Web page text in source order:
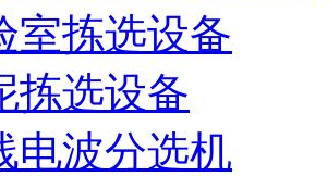
室拣选设备
拣选设备
电波分选机